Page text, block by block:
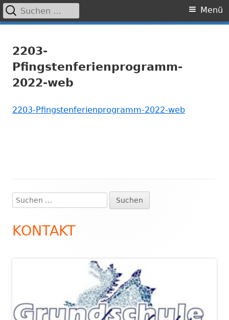
zum
Primäres
Menü
Suchen
nach:
2203-
Pfingstenferienprogramm-
2022-web
2203-Pfingstenferienprogramm-2022-web
Haupt-
Seitenleiste
Suchen
nach:
KONTAKT